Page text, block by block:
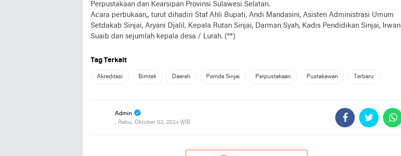
Perpustakaan dan Kearsipan Provinsi Sulawesi Selatan.
Acara perbukaan,, turut dihadiri Staf Ahli Bupati, Andi Mandasini, Asisten Administrasi Umum
Setdakab Sinjai, Aryani Djalil, Kepala Rutan Sinjai, Darman Syah, Kadis Pendidikan Sinjai, Irwan
Suaib dan sejumlah kepala desa / Lurah. (**)
Tag Terkait
Akreditasi Bimtek Daerah Pemda Sinjai Perpustakaan Pustakawan Terbaru
Admin
, Rabu, Oktober 02, 2024 WIB